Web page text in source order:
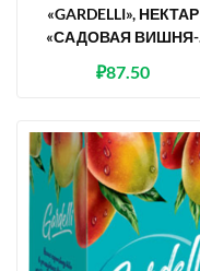
«GARDELLI», НЕКТАР
«САДОВАЯ ВИШНЯ-
₽87.50